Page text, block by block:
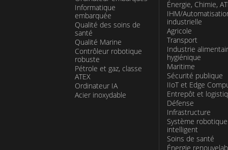
Dans l'ensemble, si vous avez besoin
résister à des environnements difficiles
les écrans LCD industriels à châssis de
construction robuste, à leur large
performances dans diverses conditions
industries telles que la fabrication, le
Informatique
embarquée
Qualité des soins de
santé
Qualité Marine
Contrôleur robotique
robuste
Pétrole et gaz, classe
ATEX
Ordinateur IA
Acier inoxydable
Énergie, Chimie,
IHM/
industrielle
Agricole
Transport
Industrie
hygiénique
Maritime
Sécurité publique
IIoT et Edge
Entrepôt et
Défense
Infrastructure
Système robotique
intelligent
Soins de santé
Énergie